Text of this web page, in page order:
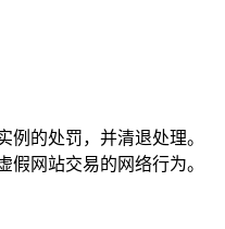
的处罚，并清退处理。
网站交易的网络行为。